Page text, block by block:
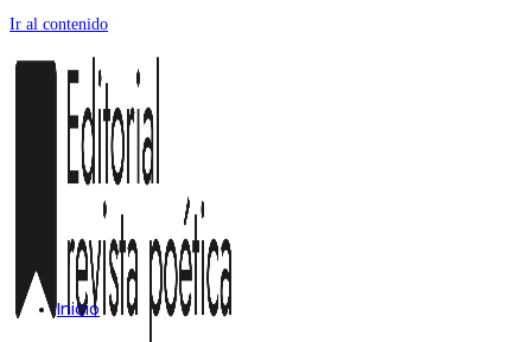
Ir al contenido
Inicio